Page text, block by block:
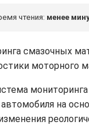
чтения: менее
смазочных
моторного
автомобиля на